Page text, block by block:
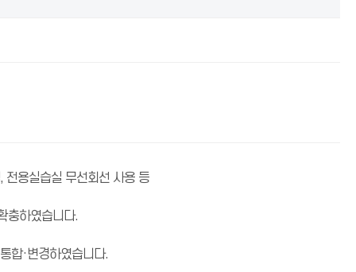
전용실습실 무선회선 사용 등
충하였습니다.
합·변경하였습니다.